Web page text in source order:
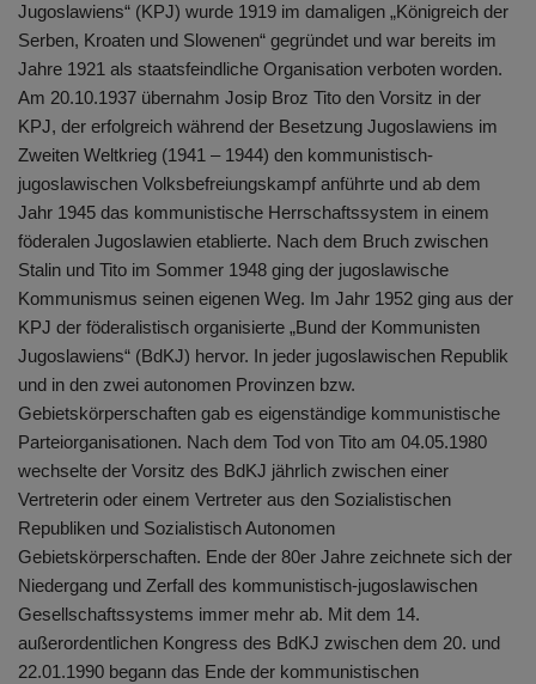
Jugoslawiens“ (KPJ) wurde 1919 im damaligen „Königreich der
Serben, Kroaten und Slowenen“ gegründet und war bereits im
Jahre 1921 als staatsfeindliche Organisation verboten worden.
Am 20.10.1937 übernahm Josip Broz Tito den Vorsitz in der
KPJ, der erfolgreich während der Besetzung Jugoslawiens im
Zweiten Weltkrieg (1941 – 1944) den kommunistisch-
jugoslawischen Volksbefreiungskampf anführte und ab dem
Jahr 1945 das kommunistische Herrschaftssystem in einem
föderalen Jugoslawien etablierte. Nach dem Bruch zwischen
Stalin und Tito im Sommer 1948 ging der jugoslawische
Kommunismus seinen eigenen Weg. Im Jahr 1952 ging aus der
KPJ der föderalistisch organisierte „Bund der Kommunisten
Jugoslawiens“ (BdKJ) hervor. In jeder jugoslawischen Republik
und in den zwei autonomen Provinzen bzw.
Gebietskörperschaften gab es eigenständige kommunistische
Parteiorganisationen. Nach dem Tod von Tito am 04.05.1980
wechselte der Vorsitz des BdKJ jährlich zwischen einer
Vertreterin oder einem Vertreter aus den Sozialistischen
Republiken und Sozialistisch Autonomen
Gebietskörperschaften. Ende der 80er Jahre zeichnete sich der
Niedergang und Zerfall des kommunistisch-jugoslawischen
Gesellschaftssystems immer mehr ab. Mit dem 14.
außerordentlichen Kongress des BdKJ zwischen dem 20. und
22.01.1990 begann das Ende der kommunistischen